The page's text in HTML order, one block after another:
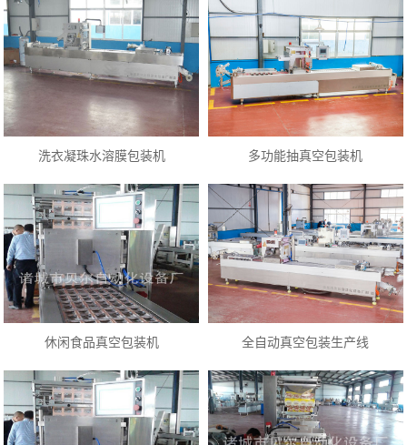
洗衣凝珠水溶膜包装机 多功能抽真空包装机
休闲食品真空包装机 全自动真空包装生产线